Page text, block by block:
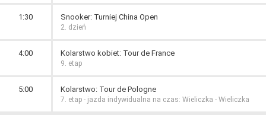
1:30 Snooker: Turniej China Open
2. dzień
4:00 Kolarstwo kobiet: Tour de France
9. etap
5:00 Kolarstwo: Tour de Pologne
7. etap - jazda indywidualna na czas: Wieliczka - Wieliczka